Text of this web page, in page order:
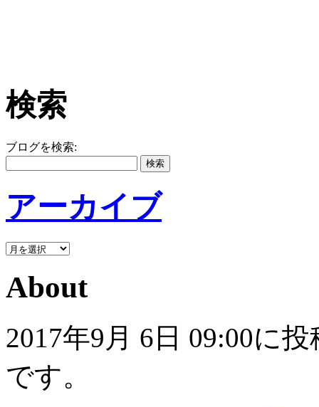
検索
ブログを検索:
アーカイブ
About
2017年9月 6日 09:00に
です。